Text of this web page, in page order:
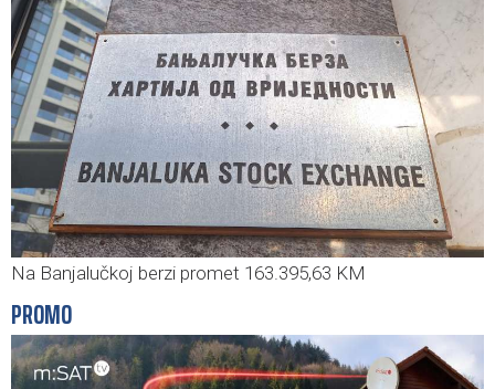
Na Banjalučkoj berzi promet 163.395,63 KM
PROMO